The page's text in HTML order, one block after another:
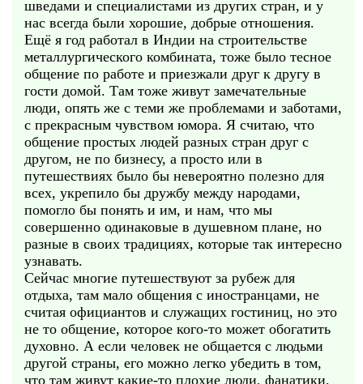
шведами и специалистами из других стран, и у
нас всегда были хорошие, добрые отношения.
Ещё я год работал в Индии на строительстве
металлургического комбината, тоже было тесное
общение по работе и приезжали друг к другу в
гости домой. Там тоже живут замечательные
люди, опять же с теми же проблемами и заботами,
с прекрасным чувством юмора. Я считаю, что
общение простых людей разных стран друг с
другом, не по бизнесу, а просто или в
путешествиях было бы невероятно полезно для
всех, укрепило бы дружбу между народами,
помогло бы понять и им, и нам, что мы
совершенно одинаковые в душевном плане, но
разные в своих традициях, которые так интересно
узнавать.
Сейчас многие путешествуют за рубеж для
отдыха, там мало общения с иностранцами, не
считая официантов и служащих гостиниц, но это
не то общение, которое кого-то может обогатить
духовно. А если человек не общается с людьми
другой страны, его можно легко убедить в том,
что там живут какие-то плохие люди, фанатики,